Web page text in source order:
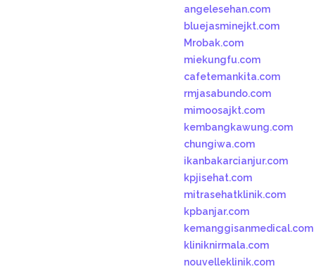
angelesehan.com
bluejasminejkt.com
Mrobak.com
miekungfu.com
cafetemankita.com
rmjasabundo.com
mimoosajkt.com
kembangkawung.com
chungiwa.com
ikanbakarcianjur.com
kpjisehat.com
mitrasehatklinik.com
kpbanjar.com
kemanggisanmedical.com
kliniknirmala.com
nouvelleklinik.com